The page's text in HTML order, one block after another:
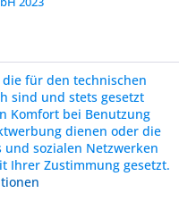
die für den technischen
sind und stets gesetzt
Komfort bei Benutzung
dienen oder die
sozialen Netzwerken
Ihrer Zustimmung gesetzt.